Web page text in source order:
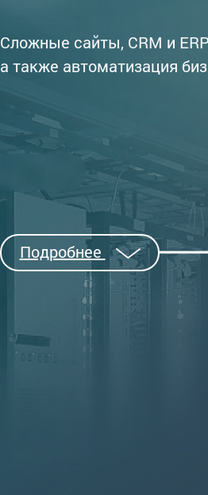
Сложные сайты, CRM и
а также автоматизация
Подробнее